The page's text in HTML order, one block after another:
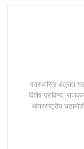
पत्रकारिता क्षेत्रात
विशेष प्राविण्य.
आंतरराष्ट्रीय